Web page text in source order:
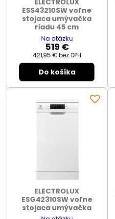
ELECTROLUX
ESS43210SW voľne
stojaca umývačka
riadu 45 cm
Na otázku
519 €
421,95 € bez DPH
Do košíka
ELECTROLUX
ESG42310SW voľne
stojaca umývačka